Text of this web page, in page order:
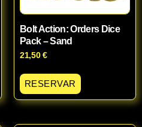
Bolt Action: Orders Dice
Pack – Sand
21,50€
RESERVAR